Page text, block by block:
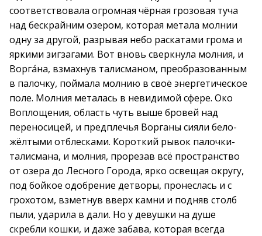
соответствовала огромная чёрная грозовая туча
над бескрайним озером, которая метала молнии
одну за другой, разрывая небо раскатами грома и
яркими зигзагами. Вот вновь сверкнула молния, и
Ворга́на, взмахнув талисманом, преобразованным
в палочку, поймала молнию в своё энергетическое
поле. Молния металась в невидимой сфере. Око
Воплощения, область чуть выше бровей над
переносицей, и предплечья Ворганы сияли бело-
жёлтыми отблесками. Короткий рывок палочки-
талисмана, и молния, прорезав всё пространство
от озера до Лесного Города, ярко освещая округу,
под бойкое одобрение детворы, пронеслась и с
грохотом, взметнув вверх камни и подняв столб
пыли, ударила в дали. Но у девушки на душе
скребли кошки, и даже забава, которая всегда